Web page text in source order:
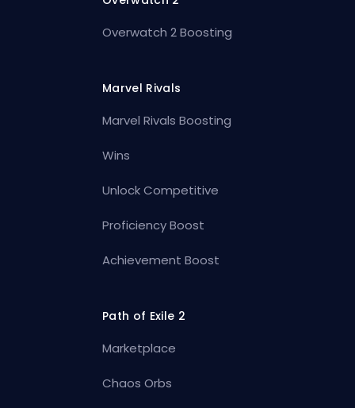
Overwatch 2 Boosting
Marvel Rivals
Marvel Rivals Boosting
Wins
Unlock Competitive
Proficiency Boost
Achievement Boost
Path of Exile 2
Marketplace
Chaos Orbs